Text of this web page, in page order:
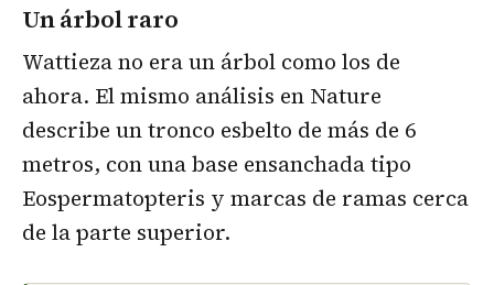
Un árbol raro
Wattieza no era un árbol como los de
ahora. El mismo análisis en Nature
describe un tronco esbelto de más de 6
metros, con una base ensanchada tipo
Eospermatopteris y marcas de ramas cerca
de la parte superior.